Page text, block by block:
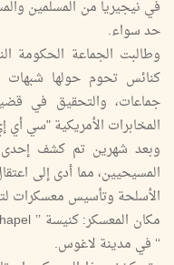
في نيجيريا من المسلمين
حد سواء.
وطالبت الجماعة الحكومة
كنائس تحوم حولها شبهات
جماعات، والتحقيق في
المخابرات الأمريكية "سي أي
وبعد شهرين تم كشف إحدى
المسيحيين، مما أدى إلى
الأسلحة وتأسيس معسكرات
‘‘ في مدينة لاغوس.